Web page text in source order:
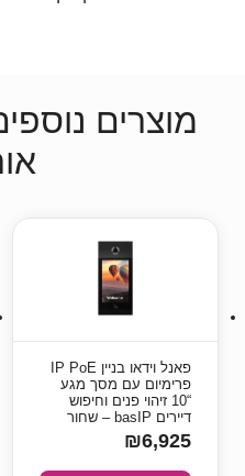
מוצרים
פאנל וידאו בניין IP PoE
פרימיום עם מסך מגע
“10 זיהוי פנים וחיפוש
דיירים basIP – שחור
₪6,925